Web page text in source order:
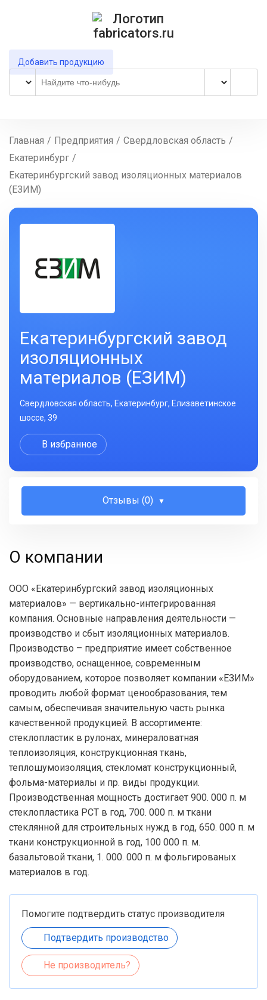
Добавить продукцию
Главная / Предприятия / Свердловская область /
Екатеринбург /
Екатеринбургский завод изоляционных материалов
(ЕЗИМ)
Екатеринбургский завод
изоляционных
материалов (ЕЗИМ)
Свердловская область, Екатеринбург, Елизаветинское
шоссе, 39
В избранное
Отзывы (0)
О компании
ООО «Екатеринбургский завод изоляционных
материалов» — вертикально-интегрированная
компания. Основные направления деятельности —
производство и сбыт изоляционных материалов.
Производство – предприятие имеет собственное
производство, оснащенное, современным
оборудованием, которое позволяет компании «ЕЗИМ»
проводить любой формат ценообразования, тем
самым, обеспечивая значительную часть рынка
качественной продукцией. В ассортименте:
стеклопластик в рулонах, минераловатная
теплоизоляция, конструкционная ткань,
теплошумоизоляция, стекломат конструкционный,
фольма-материалы и пр. виды продукции.
Производственная мощность достигает 900. 000 п. м
стеклопластика РСТ в год, 700. 000 п. м ткани
стеклянной для строительных нужд в год, 650. 000 п. м
ткани конструкционной в год, 100 000 п. м.
базальтовой ткани, 1. 000. 000 п. м фольгированых
материалов в год.
Помогите подтвердить статус производителя
Подтвердить производство
Не производитель?